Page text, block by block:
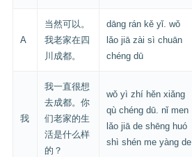
A
当然可以。
我老家在四
川成都。
dāng rán kě yǐ. wǒ
lǎo jiā zài sì chuān
chéng dū
我
我一直很想
去成都。你
们老家的生
活是什么样
的？
wǒ yì zhí hěn xiǎng
qù chéng dū. nǐ men
lǎo jiā de shēng huó
shì shén me yàng de